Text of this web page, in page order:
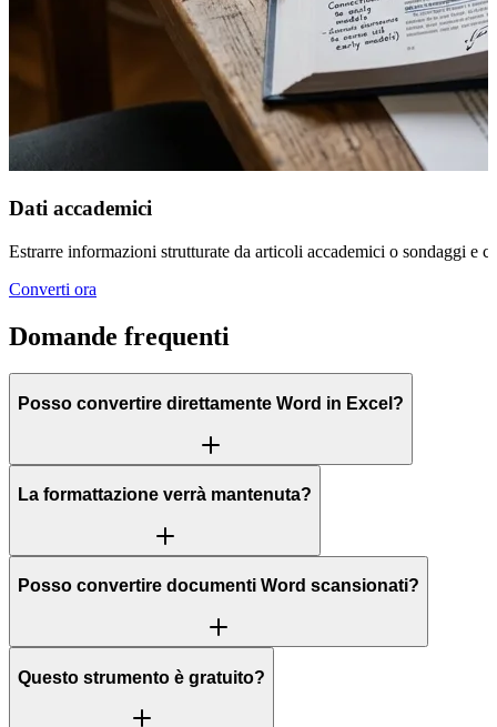
Dati accademici
Estrarre informazioni strutturate da articoli accademici o sondaggi e
Converti ora
Domande frequenti
Posso convertire direttamente Word in Excel?
La formattazione verrà mantenuta?
Posso convertire documenti Word scansionati?
Questo strumento è gratuito?